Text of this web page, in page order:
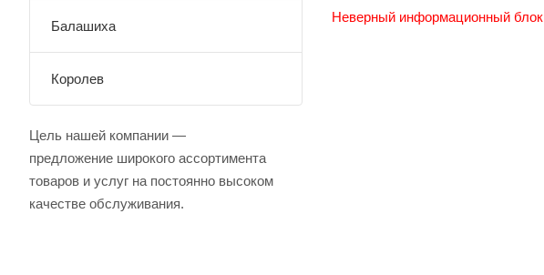
Неверный информационный блок
Балашиха
Королев
Цель нашей компании —
предложение широкого ассортимента
товаров и услуг на постоянно высоком
качестве обслуживания.